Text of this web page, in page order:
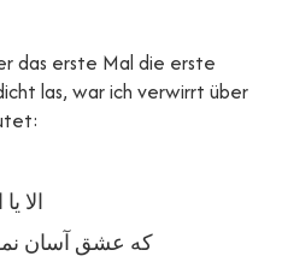
das erste Mal die erste
las, war ich verwirrt über
الا
که عشق آسان